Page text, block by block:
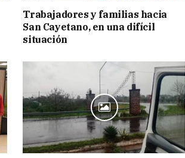
Trabajadores y familias hacia
San Cayetano, en una difícil
situación